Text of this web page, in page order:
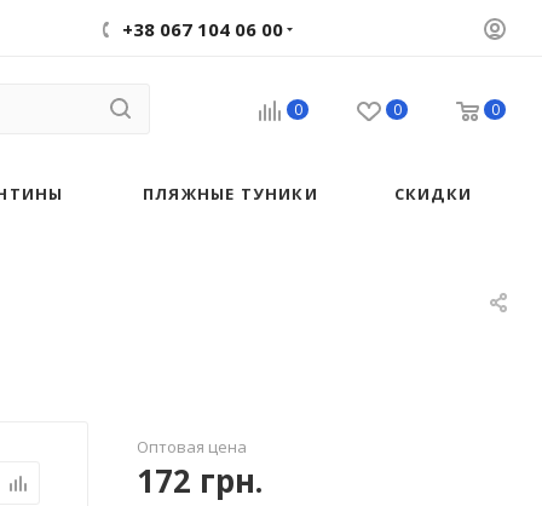
+38 067 104 06 00
0 0 0
ПЛЯЖНЫЕ ТУНИКИ СКИДКИ
Оптовая цена
172 грн.